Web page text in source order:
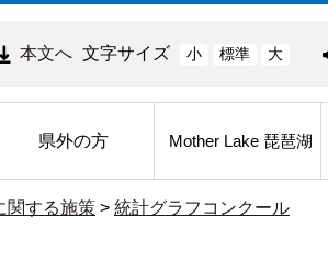
本文へ 文字サイズ 小 標準 大
県外の方 Mother Lake 琵琶湖
関する施策 > 統計グラフコンクール